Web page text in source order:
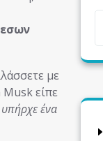
με
είπε
ένα